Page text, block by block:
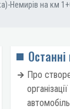
Немирів на км
Про